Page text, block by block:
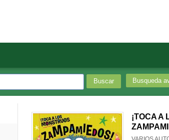
Busqueda
¡TOCA A